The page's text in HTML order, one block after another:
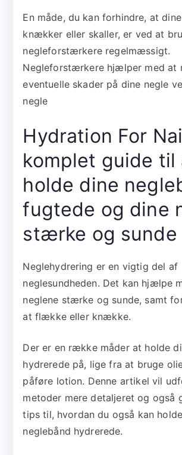
En måde, du kan forhindre, at
knækker eller skaller, er ved at
negleforstærkere regelmæssigt.
Negleforstærkere hjælper med at
eventuelle skader på dine negle
negle
Hydration For
komplet guide til
holde dine
fugtede og dine
stærke og sunde
Neglehydrering er en vigtig del af
neglesundheden. Det kan hjælpe
neglene stærke og sunde, samt
at flække eller knække.
Der er en række måder at holde
hydrerede på, lige fra at bruge
påføre lotion. Denne artikel vil
metoder mere detaljeret og også
tips til, hvordan du også kan
neglebånd hydrerede.